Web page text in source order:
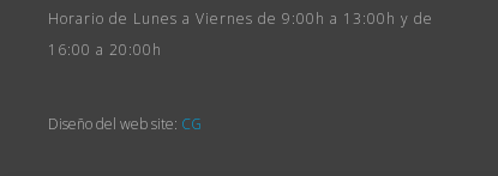
Horario de Lunes a Viernes de 9:00h a 13:00h y de
16:00 a 20:00h
Diseño del web site: CG